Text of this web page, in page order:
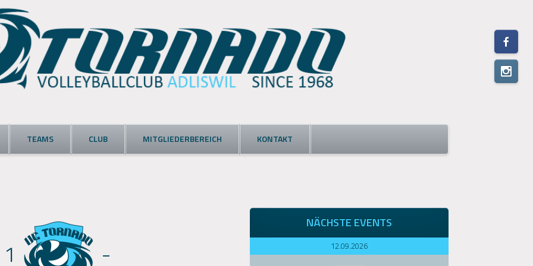
TEAMS CLUB MITGLIEDERBEREICH KONTAKT
-
NÄCHSTE EVENTS
12.09.2026